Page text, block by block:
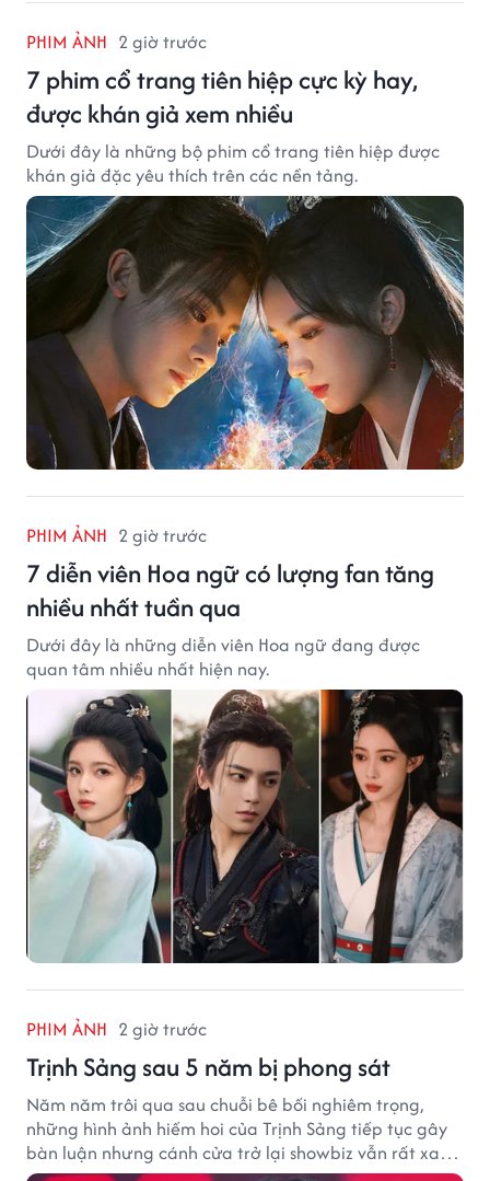
PHIM ẢNH 2 giờ trước
7 phim cổ trang tiên hiệp cực kỳ hay,
được khán giả xem nhiều
Dưới đây là những bộ phim cổ trang tiên hiệp được
khán giả đặc yêu thích trên các nền tảng.
PHIM ẢNH 2 giờ trước
7 diễn viên Hoa ngữ có lượng fan tăng
nhiều nhất tuần qua
Dưới đây là những diễn viên Hoa ngữ đang được
quan tâm nhiều nhất hiện nay.
PHIM ẢNH 2 giờ trước
Trịnh Sảng sau 5 năm bị phong sát
Năm năm trôi qua sau chuỗi bê bối nghiêm trọng,
những hình ảnh hiếm hoi của Trịnh Sảng tiếp tục gây
bàn luận nhưng cánh cửa trở lại showbiz vẫn rất xa